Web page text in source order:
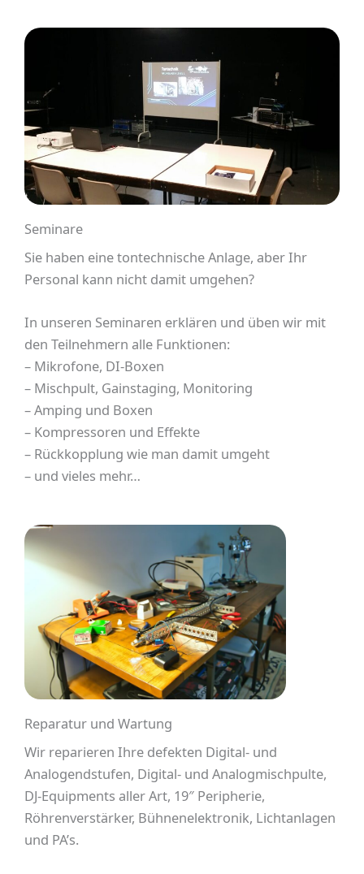
Seminare
Sie haben eine tontechnische Anlage, aber Ihr
Personal kann nicht damit umgehen?
In unseren Seminaren erklären und üben wir mit
den Teilnehmern alle Funktionen:
– Mikrofone, DI-Boxen
– Mischpult, Gainstaging, Monitoring
– Amping und Boxen
– Kompressoren und Effekte
– Rückkopplung wie man damit umgeht
– und vieles mehr…
Reparatur und Wartung
Wir reparieren Ihre defekten Digital- und
Analogendstufen, Digital- und Analogmischpulte,
DJ-Equipments aller Art, 19″ Peripherie,
Röhrenverstärker, Bühnenelektronik, Lichtanlagen
und PA’s.